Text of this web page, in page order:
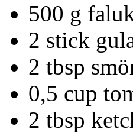
500 g
2 stick
2 tbsp
0,5 cup
2 tbsp